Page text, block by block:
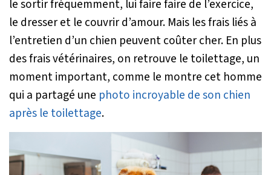
le sortir fréquemment, lui faire faire de l’exercice,
le dresser et le couvrir d’amour. Mais les frais liés à
l’entretien d’un chien peuvent coûter cher. En plus
des frais vétérinaires, on retrouve le toilettage, un
moment important, comme le montre cet homme
qui a partagé une photo incroyable de son chien
après le toilettage.